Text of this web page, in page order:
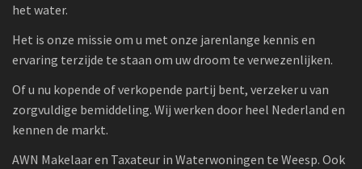
het water.
Het is onze missie om u met onze jarenlange kennis en
ervaring terzijde te staan om uw droom te verwezenlijken.
Of u nu kopende of verkopende partij bent, verzeker u van
zorgvuldige bemiddeling. Wij werken door heel Nederland en
kennen de markt.
AWN Makelaar en Taxateur in Waterwoningen te Weesp. Ook